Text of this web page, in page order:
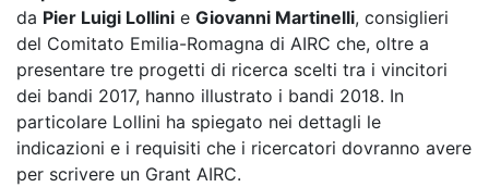
da Pier Luigi Lollini e Giovanni Martinelli, consiglieri
del Comitato Emilia-Romagna di AIRC che, oltre a
presentare tre progetti di ricerca scelti tra i vincitori
dei bandi 2017, hanno illustrato i bandi 2018. In
particolare Lollini ha spiegato nei dettagli le
indicazioni e i requisiti che i ricercatori dovranno avere
per scrivere un Grant AIRC.